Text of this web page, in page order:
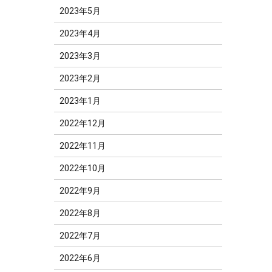
2023年5月
2023年4月
2023年3月
2023年2月
2023年1月
2022年12月
2022年11月
2022年10月
2022年9月
2022年8月
2022年7月
2022年6月